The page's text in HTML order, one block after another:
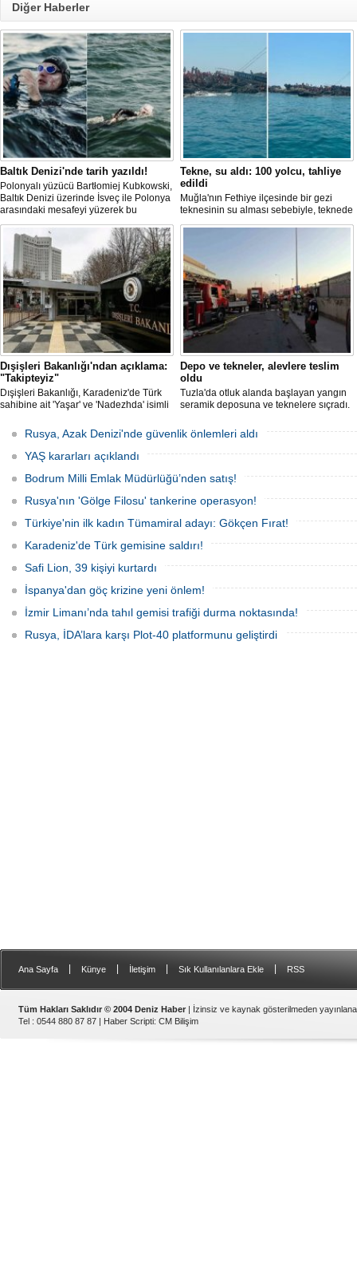
Diğer Haberler
Baltık Denizi'nde tarih yazıldı!
Polonyalı yüzücü Bartłomiej Kubkowski,
Baltık Denizi üzerinde İsveç ile Polonya
arasındaki mesafeyi yüzerek bu
başarının ilk örneği olarak tarihe geçti.
Tekne, su aldı: 100 yolcu, tahliye
edildi
Muğla'nın Fethiye ilçesinde bir gezi
teknesinin su alması sebebiyle, teknede
bulunan 100 yolcu tahliye edildi,
Dışişleri Bakanlığı'ndan açıklama:
"Takipteyiz"
Dışişleri Bakanlığı, Karadeniz'de Türk
sahibine ait 'Yaşar' ve 'Nadezhda' isimli
araçlarıyla gerçekleştirilen saldırıda
yaralanan personelin sağlık durumu ve
güvenliğinin yakından takip edildiğini
Depo ve tekneler, alevlere teslim
oldu
Tuzla'da otluk alanda başlayan yangın
seramik deposuna ve teknelere sıçradı.
alevleri kontrol altına aldı.
Rusya, Azak Denizi'nde güvenlik önlemleri aldı
YAŞ kararları açıklandı
Bodrum Milli Emlak Müdürlüğü’nden satış!
Rusya'nın 'Gölge Filosu' tankerine operasyon!
Türkiye'nin ilk kadın Tümamiral adayı: Gökçen Fırat!
Karadeniz'de Türk gemisine saldırı!
Safi Lion, 39 kişiyi kurtardı
İspanya'dan göç krizine yeni önlem!
İzmir Limanı’nda tahıl gemisi trafiği durma noktasında!
Rusya, İDA’lara karşı Plot-40 platformunu geliştirdi
Ana Sayfa Künye İletişim Sık Kullanılanlara Ekle RSS
Tüm Hakları Saklıdır © 2004 Deniz Haber | İzinsiz ve kaynak gösterilmeden
Tel : 0544 880 87 87 | Haber Scripti: CM Bilişim